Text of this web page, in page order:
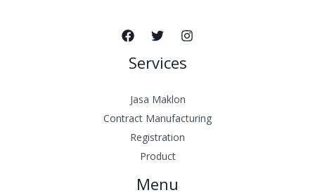
Services
Jasa Maklon
Contract Manufacturing
Registration
Product
Menu